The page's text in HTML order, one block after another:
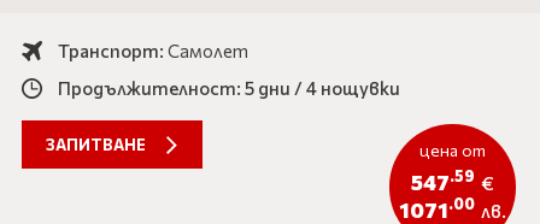
Анталия
Документи
Контакти
За нас
Продажба на автобуси
Автобуси под наем
Подарък ваучер
Транспорт: Самолет
Продължителност: 5 дни / 4 нощувки
ЗАПИТВАНЕ цена от
547.59 €
1071.00 лв.